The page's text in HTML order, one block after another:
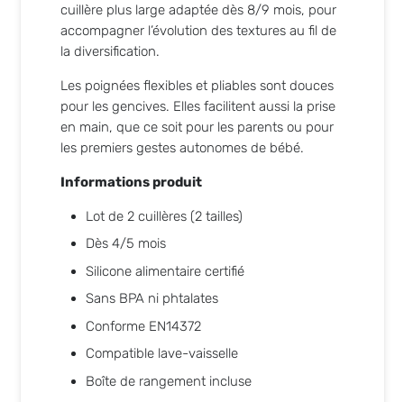
cuillère plus large adaptée dès 8/9 mois, pour
accompagner l’évolution des textures au fil de
la diversification.
Les poignées flexibles et pliables sont douces
pour les gencives. Elles facilitent aussi la prise
en main, que ce soit pour les parents ou pour
les premiers gestes autonomes de bébé.
Informations produit
Lot de 2 cuillères (2 tailles)
Dès 4/5 mois
Silicone alimentaire certifié
Sans BPA ni phtalates
Conforme EN14372
Compatible lave-vaisselle
Boîte de rangement incluse